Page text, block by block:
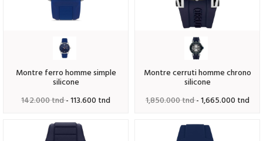
montre ferro homme simple
silicone
142.000 tnd- 113.600 tnd
montre cerruti homme chrono
silicone
1,850.000 tnd- 1,665.000 tnd